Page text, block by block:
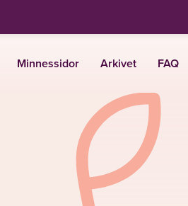
Minnessidor Arkivet FAQ